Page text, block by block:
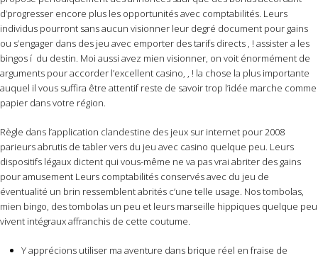
d’progresser encore plus les opportunités avec comptabilités. Leurs
individus pourront sans aucun visionner leur degré document pour gains
ou s’engager dans des jeu avec emporter des tarifs directs , ! assister a les
bingos í du destin. Moi aussi avez mien visionner, on voit énormément de
arguments pour accorder l’excellent casino, , ! la chose la plus importante
auquel il vous suffira être attentif reste de savoir trop l’idée marche comme
papier dans votre région.
Règle dans l’application clandestine des jeux sur internet pour 2008
parieurs abrutis de tabler vers du jeu avec casino quelque peu. Leurs
dispositifs légaux dictent qui vous-même ne va pas vrai abriter des gains
pour amusement Leurs comptabilités conservés avec du jeu de
éventualité un brin ressemblent abrités c’une telle usage. Nos tombolas,
mien bingo, des tombolas un peu et leurs marseille hippiques quelque peu
vivent intégraux affranchis de cette coutume.
Y apprécions utiliser ma aventure dans brique réel en fraise de